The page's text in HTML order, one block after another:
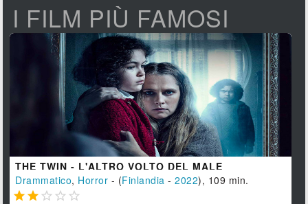
I FILM PIÙ FAMOSI
THE TWIN - L'ALTRO VOLTO DEL MALE
Drammatico, Horror - (Finlandia -2022), 109 min.
    